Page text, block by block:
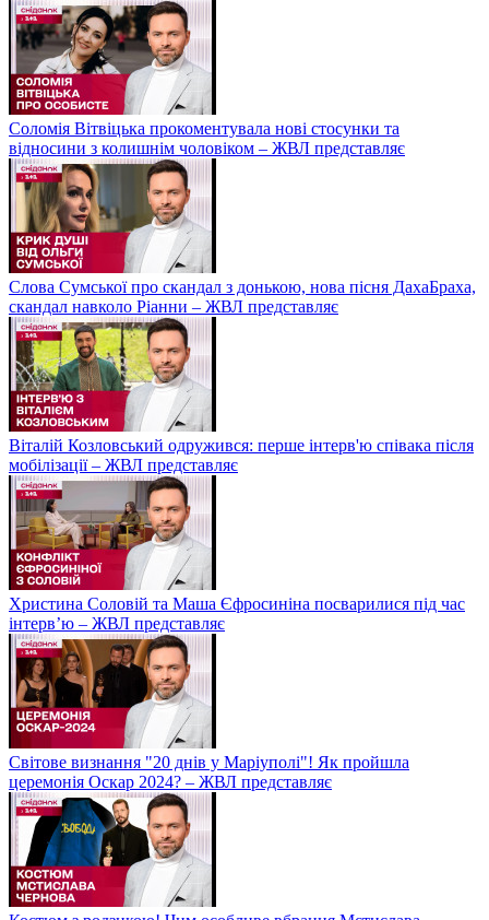
Соломія Вітвіцька прокоментувала нові стосунки та
відносини з колишнім чоловіком – ЖВЛ представляє
Слова Сумської про скандал з донькою, нова пісня ДахаБраха,
скандал навколо Ріанни – ЖВЛ представляє
Віталій Козловський одружився: перше інтерв'ю співака після
мобілізації – ЖВЛ представляє
Христина Соловій та Маша Єфросиніна посварилися під час
інтерв’ю – ЖВЛ представляє
Світове визнання "20 днів у Маріуполі"! Як пройшла
церемонія Оскар 2024? – ЖВЛ представляє